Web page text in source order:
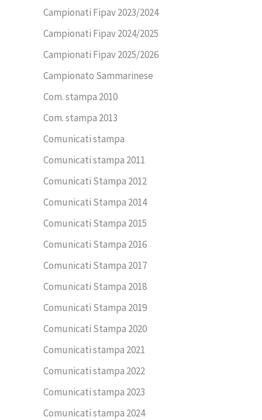
Campionati Fipav 2023/2024
Campionati Fipav 2024/2025
Campionati Fipav 2025/2026
Campionato Sammarinese
Com. stampa 2010
Com. stampa 2013
Comunicati stampa
Comunicati stampa 2011
Comunicati Stampa 2012
Comunicati Stampa 2014
Comunicati Stampa 2015
Comunicati Stampa 2016
Comunicati Stampa 2017
Comunicati Stampa 2018
Comunicati Stampa 2019
Comunicati Stampa 2020
Comunicati stampa 2021
Comunicati stampa 2022
Comunicati stampa 2023
Comunicati stampa 2024